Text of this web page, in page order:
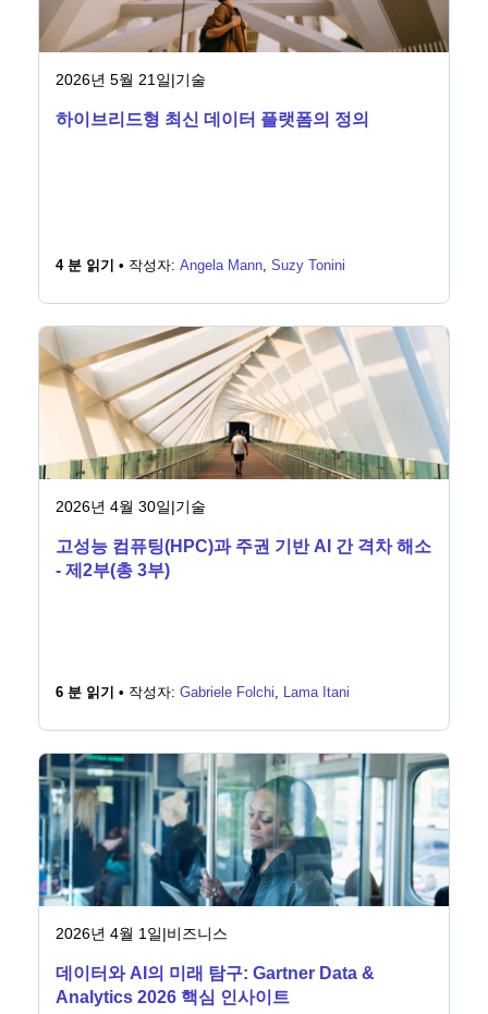
2026년 5월 21일|기술
하이브리드형 최신 데이터 플랫폼의 정의
4 분 읽기 • 작성자: Angela Mann, Suzy Tonini
2026년 4월 30일|기술
고성능 컴퓨팅(HPC)과 주권 기반 AI 간 격차 해소
- 제2부(총 3부)
6 분 읽기 • 작성자: Gabriele Folchi, Lama Itani
2026년 4월 1일|비즈니스
데이터와 AI의 미래 탐구: Gartner Data &
Analytics 2026 핵심 인사이트